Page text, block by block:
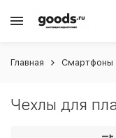
Главная Смартфоны
Чехлы для